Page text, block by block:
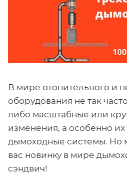
В мире отопительного и
оборудования не так
либо масштабные или
изменения, а особенно их
дымоходные системы. Но
вас новинку в мире
сэндвич!